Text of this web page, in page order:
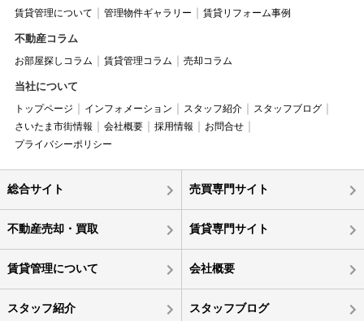
賃貸管理について 管理物件ギャラリー 賃貸リフォーム事例
不動産コラム
お部屋探しコラム 賃貸管理コラム 売却コラム
当社について
トップページ インフォメーション スタッフ紹介
スタッフブログ
さいたま市街情報
会社概要 採用情報
お問合せ
プライバシーポリシー
総合サイト 売買専門サイト
不動産売却・買取 賃貸専門サイト
賃貸管理について 会社概要
スタッフ紹介 スタッフブログ